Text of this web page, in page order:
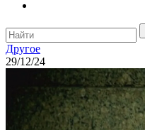
Другое
29/12/24